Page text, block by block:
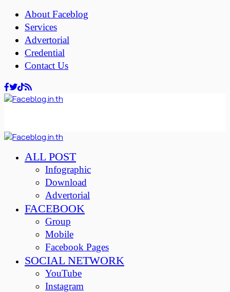
About Faceblog
Services
Advertorial
Credential
Contact Us
ALL POST
Infographic
Download
Advertorial
FACEBOOK
Group
Mobile
Facebook Pages
SOCIAL NETWORK
YouTube
Instagram